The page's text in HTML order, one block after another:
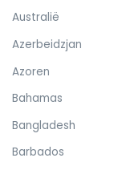
Australië
Azerbeidzjan
Azoren
Bahamas
Bangladesh
Barbados